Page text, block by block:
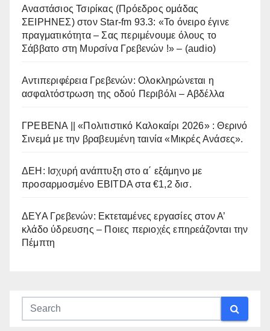
Αναστάσιος Τσιρίκας (Πρόεδρος ομάδας
ΣΕΙΡΗΝΕΣ) στον Star-fm 93.3: «Το όνειρο έγινε
πραγματικότητα – Σας περιμένουμε όλους το
Σάββατο στη Μυρσίνα Γρεβενών !» – (audio)
Αντιπεριφέρεια Γρεβενών: Ολοκληρώνεται η
ασφαλτόστρωση της οδού Περιβόλι – Αβδέλλα
ΓΡΕΒΕΝΑ || «Πολιτιστικό Καλοκαίρι 2026» : Θερινό
Σινεμά με την βραβευμένη ταινία «Μικρές Ανάσες».
ΔΕΗ: Ισχυρή ανάπτυξη στο α΄ εξάμηνο με
προσαρμοσμένο EBITDA στα €1,2 δισ.
ΔΕΥΑ Γρεβενών: Εκτεταμένες εργασίες στον Α’
κλάδο ύδρευσης – Ποιες περιοχές επηρεάζονται την
Πέμπτη